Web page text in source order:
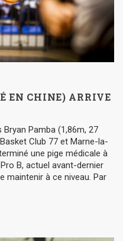
EN CHINE) ARRIVE
Pamba (1,86m, 27
Club 77 et Marne-la-
une pige médicale à
B, actuel avant-dernier
maintenir à ce niveau. Par